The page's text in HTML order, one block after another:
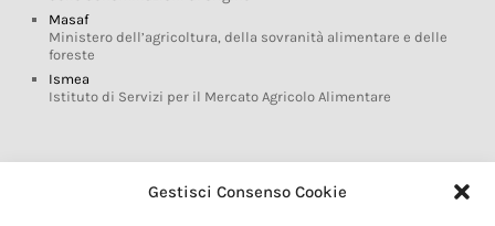
Gestisci Consenso Cookie
Masaf
Ministero dell’agricoltura, della sovranità alimentare e delle
foreste
Ismea
Istituto di Servizi per il Mercato Agricolo Alimentare
Glossario DOP IGP